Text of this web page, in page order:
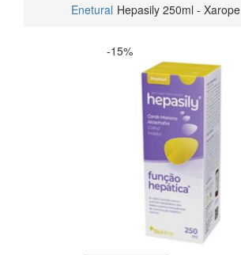
Enetural Hepasily 250ml - Xarope
-15%